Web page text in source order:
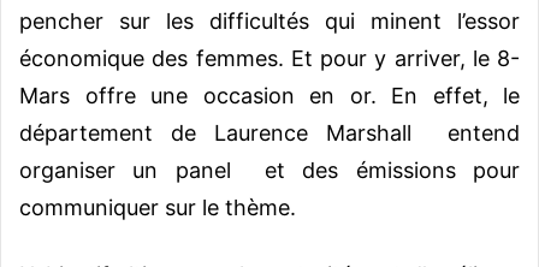
pencher sur les difficultés qui minent l’essor
économique des femmes. Et pour y arriver, le 8-
Mars offre une occasion en or. En effet, le
département de Laurence Marshall entend
organiser un panel et des émissions pour
communiquer sur le thème.